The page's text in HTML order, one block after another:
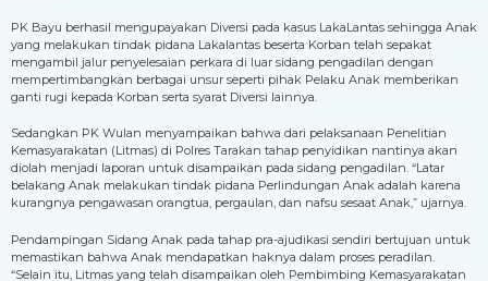
PK Bayu berhasil mengupayakan Diversi pada kasus LakaLantas sehingga Anak
yang melakukan tindak pidana Lakalantas beserta Korban telah sepakat
mengambil jalur penyelesaian perkara di luar sidang pengadilan dengan
mempertimbangkan berbagai unsur seperti pihak Pelaku Anak memberikan
ganti rugi kepada Korban serta syarat Diversi lainnya.
Sedangkan PK Wulan menyampaikan bahwa dari pelaksanaan Penelitian
Kemasyarakatan (Litmas) di Polres Tarakan tahap penyidikan nantinya akan
diolah menjadi laporan untuk disampaikan pada sidang pengadilan. “Latar
belakang Anak melakukan tindak pidana Perlindungan Anak adalah karena
kurangnya pengawasan orangtua, pergaulan, dan nafsu sesaat Anak,” ujarnya.
Pendampingan Sidang Anak pada tahap pra-ajudikasi sendiri bertujuan untuk
memastikan bahwa Anak mendapatkan haknya dalam proses peradilan.
“Selain itu, Litmas yang telah disampaikan oleh Pembimbing Kemasyarakatan